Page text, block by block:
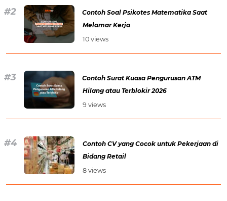
Contoh Soal Psikotes Matematika Saat
Melamar Kerja
10 views
Contoh Surat Kuasa Pengurusan ATM
Hilang atau Terblokir 2026
9 views
Contoh CV yang Cocok untuk Pekerjaan di
Bidang Retail
8 views